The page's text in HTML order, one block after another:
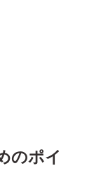
のポイ